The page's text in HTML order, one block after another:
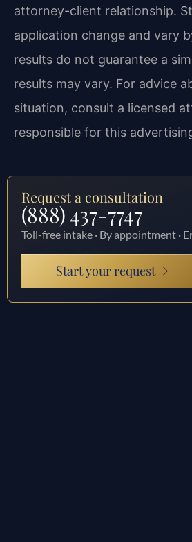
attorney-client relationship.
application change and vary
results do not guarantee a
results may vary. For advice
situation, consult a licensed
responsible for this
Request a consultation
(888) 437-7747
Toll-free intake · By appointment ·
Start your request